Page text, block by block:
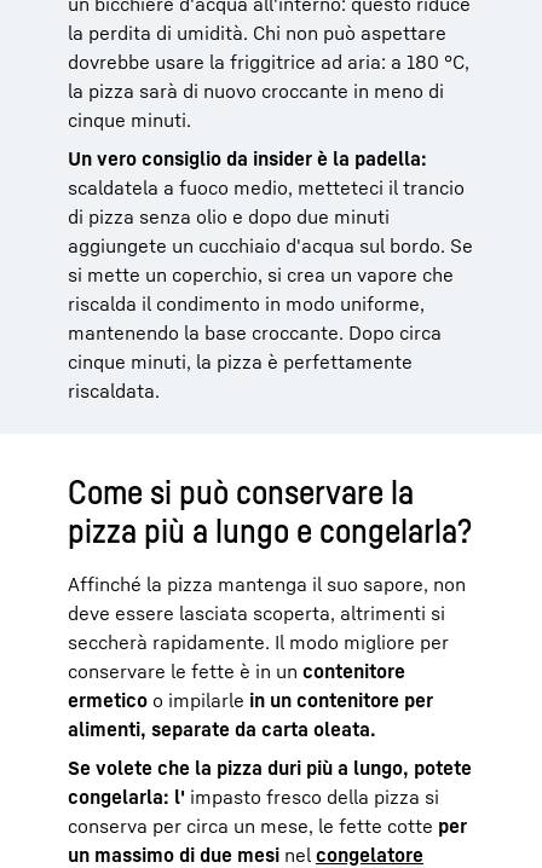
la perdita di umidità. Chi non può aspettare
dovrebbe usare la friggitrice ad aria: a 180 °C,
la pizza sarà di nuovo croccante in meno di
cinque minuti.
Un vero consiglio da insider è la padella:
scaldatela a fuoco medio, metteteci il trancio
di pizza senza olio e dopo due minuti
aggiungete un cucchiaio d'acqua sul bordo. Se
si mette un coperchio, si crea un vapore che
riscalda il condimento in modo uniforme,
mantenendo la base croccante. Dopo circa
cinque minuti, la pizza è perfettamente
riscaldata.
Come si può conservare la
pizza più a lungo e congelarla?
Affinché la pizza mantenga il suo sapore, non
deve essere lasciata scoperta, altrimenti si
seccherà rapidamente. Il modo migliore per
conservare le fette è in un contenitore
ermetico o impilarle in un contenitore per
alimenti, separate da carta oleata.
Se volete che la pizza duri più a lungo, potete
congelarla: l' impasto fresco della pizza si
conserva per circa un mese, le fette cotte per
un massimo di due mesi nel congelatore